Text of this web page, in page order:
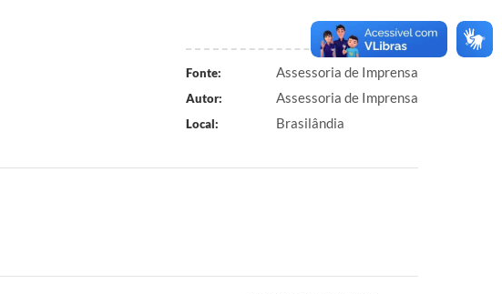
Fonte: Assessoria de Imprensa
Autor: Assessoria de Imprensa
Local: Brasilândia